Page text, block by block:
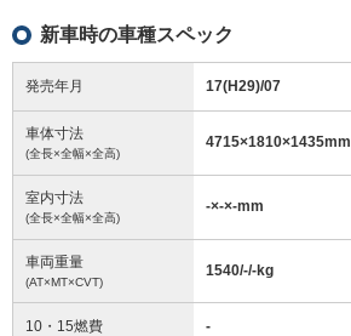
新車時の車種スペック
発売年月 17(H29)/07
車体寸法
(全長×全幅×全高)
4715×1810×1435mm
室内寸法
(全長×全幅×全高)
-×-×-mm
車両重量
(AT×MT×CVT)
1540/-/-kg
10・15燃費 -